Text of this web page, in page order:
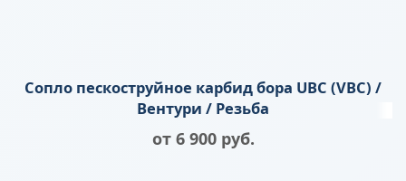
Сопло пескоструйное карбид бора UBC (VBC) /
Вентури / Резьба
от 6 900 руб.